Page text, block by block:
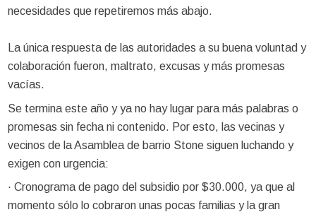
necesidades que repetiremos más abajo.
La única respuesta de las autoridades a su buena voluntad y
colaboración fueron, maltrato, excusas y más promesas
vacías.
Se termina este año y ya no hay lugar para más palabras o
promesas sin fecha ni contenido. Por esto, las vecinas y
vecinos de la Asamblea de barrio Stone siguen luchando y
exigen con urgencia:
· Cronograma de pago del subsidio por $30.000, ya que al
momento sólo lo cobraron unas pocas familias y la gran